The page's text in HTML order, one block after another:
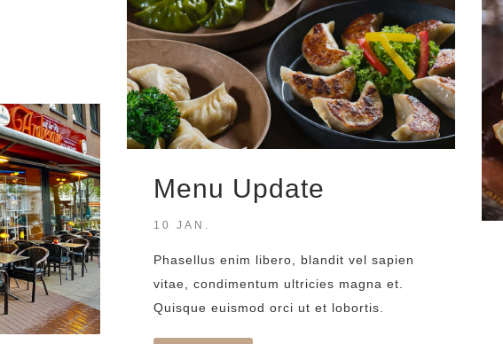
Menu Update
10 JAN.
Phasellus enim libero, blandit vel sapien
vitae, condimentum ultricies magna et.
Quisque euismod orci ut et lobortis.